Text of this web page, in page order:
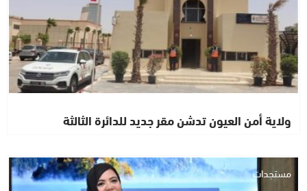
ولاية أمن العيون تدشن مقر جديد للدائرة الثالثة
مستجدات